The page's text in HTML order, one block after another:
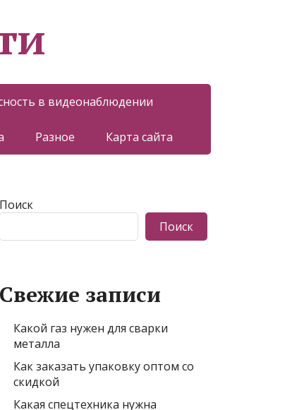
в видеонаблюдении
Разное Карта сайта
Поиск
Поиск
Свежие записи
Какой газ нужен для сварки
металла
Как заказать упаковку оптом со
скидкой
Какая спецтехника нужна